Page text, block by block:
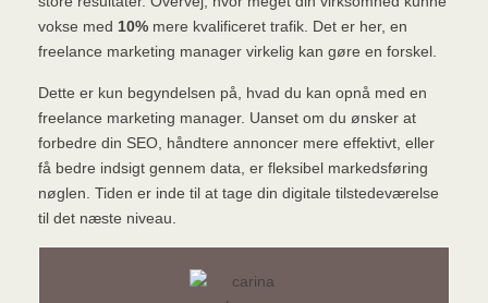
vokse med 10%mere kvalificeret trafik. Det er her, en
freelance marketing manager virkelig kan gøre en forskel.
Dette er kun begyndelsen på, hvad du kan opnå med en
freelance marketing manager. Uanset om du ønsker at
forbedre din SEO, håndtere annoncer mere effektivt, eller
få bedre indsigt gennem data, er fleksibel markedsføring
nøglen. Tiden er inde til at tage din digitale tilstedeværelse
til det næste niveau.